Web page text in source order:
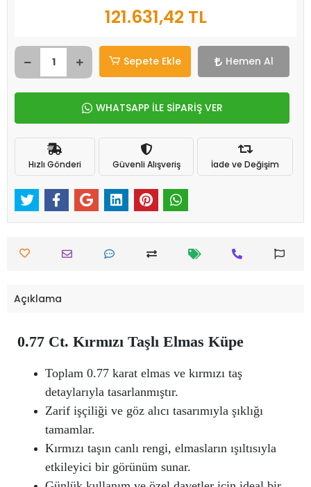
121.631,42 TL
Sepete Ekle Hemen Al
WHATSAPP İLE SİPARİŞ VER
Hızlı Gönderi Güvenli Alışveriş İade ve Değişim
Açıklama
0.77 Ct. Kırmızı Taşlı Elmas Küpe
Toplam 0.77 karat elmas ve kırmızı taş
detaylarıyla tasarlanmıştır.
Zarif işçiliği ve göz alıcı tasarımıyla şıklığı
tamamlar.
Kırmızı taşın canlı rengi, elmasların ışıltısıyla
etkileyici bir görünüm sunar.